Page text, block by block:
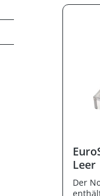
und 2
Leer
Der